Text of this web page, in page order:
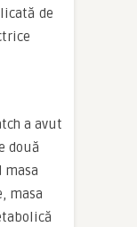
de
a avut
două
masa